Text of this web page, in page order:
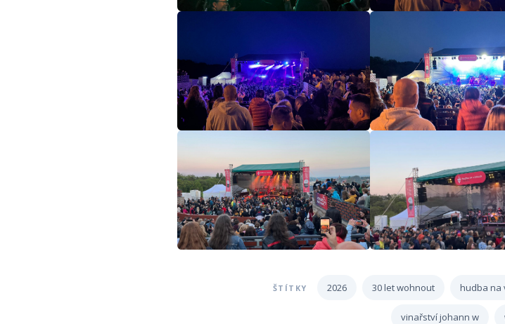
ŠTÍTKY 2026 30 let wohnout hudba na
vinařství johann w